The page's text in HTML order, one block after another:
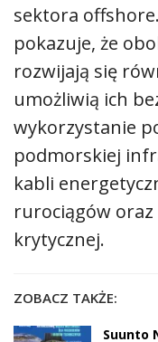
sektora
pokazuje, że
rozwijają się
umożliwią ich
wykorzystanie
podmorskiej
kabli
rurociągów
krytycznej.
ZOBACZ TAKŻE:
Suunto